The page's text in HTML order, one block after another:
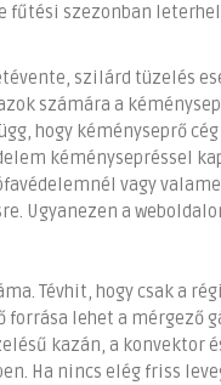
szezonban
szilárd tüzelés
számára a
hogy kéményseprő
kéménysepréssel
vagy
Ugyanezen a
Tévhit, hogy csak a
lehet a mérgező
kazán, a
Ha nincs elég friss